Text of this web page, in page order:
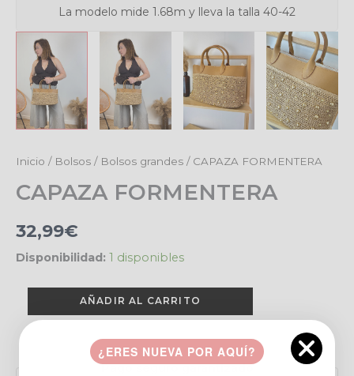
La modelo mide 1.68m y lleva la talla 40-42
Inicio / Bolsos / Bolsos grandes / CAPAZA FORMENTERA
CAPAZA FORMENTERA
32,99€
Disponibilidad: 1 disponibles
CAPAZA
cantidad
AÑADIR AL CARRITO
Añadir a favoritos
Pago seguro garantizado
¿ERES NUEVA POR AQUÍ?